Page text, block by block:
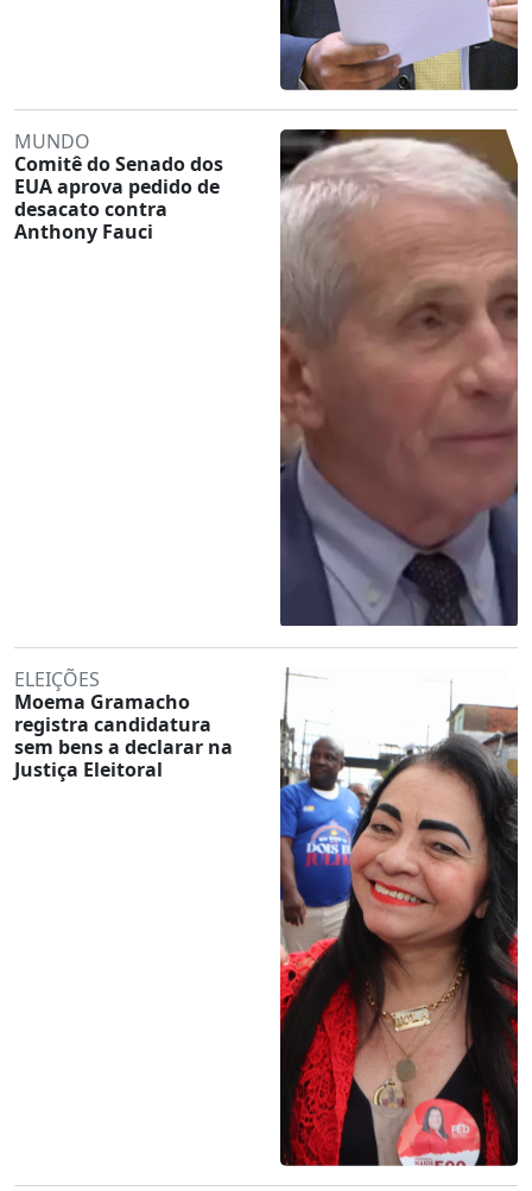
MUNDO
Comitê do Senado dos
EUA aprova pedido de
desacato contra
Anthony Fauci
ELEIÇÕES
Moema Gramacho
registra candidatura
sem bens a declarar na
Justiça Eleitoral